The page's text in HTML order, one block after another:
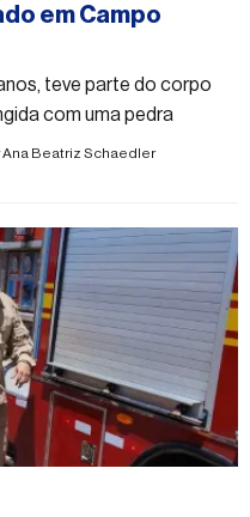
em Campo
teve parte do corpo
com uma pedra
Ana Beatriz Schaedler